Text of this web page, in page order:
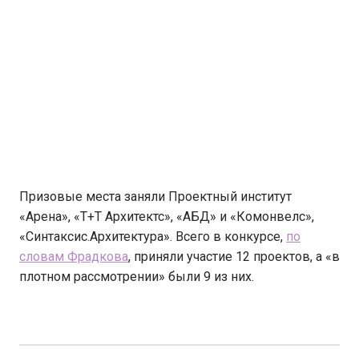
Призовые места заняли Проектный институт
«Арена», «Т+Т Архитектс», «АБД» и «Комонвелс»,
«Синтаксис.Архитектура». Всего в конкурсе, по
словам Фрадкова, приняли участие 12 проектов, а «в
плотном рассмотрении» были 9 из них.